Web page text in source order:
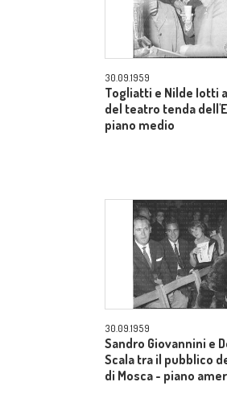
30.09.1959
Togliatti e Nilde Iotti
del teatro tenda
piano medio
30.09.1959
Sandro Giovannini e
Scala tra il pubblico
di Mosca - piano